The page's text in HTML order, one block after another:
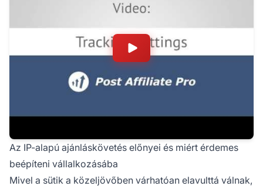
Az IP-alapú ajánláskövetés előnyei és miért érdemes
beépíteni vállalkozásába
Mivel a sütik a közeljövőben várhatóan elavulttá válnak,